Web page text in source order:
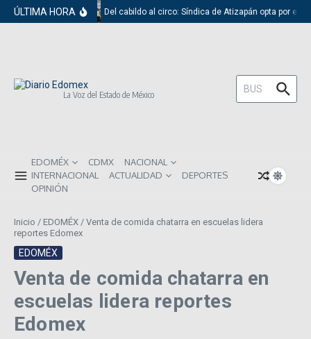
Saltar al contenido
ÚLTIMA HORA Del cabildo al circo: Síndica de Atizapán opta por el
La Voz del Estado de México
Buscar:
EDOMÉX CDMX
NACIONAL
INTERNACIONAL
ACTUALIDAD
DEPORTES
OPINIÓN
Inicio / EDOMÉX / Venta de comida chatarra en escuelas lidera
reportes Edomex
EDOMÉX
Venta de comida chatarra en
escuelas lidera reportes
Edomex